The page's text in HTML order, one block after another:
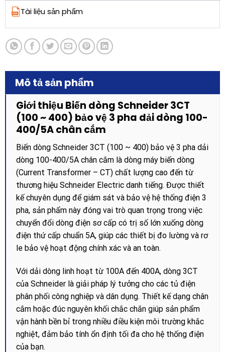
Tài liệu sản phẩm
Mô tả sản phẩm
Giới thiệu Biến dòng Schneider 3CT
(100 ~ 400) bảo vệ 3 pha dải dòng 100-
400/5A chân cắm
Biến dòng Schneider 3CT (100 ~ 400) bảo vệ 3 pha dải
dòng 100-400/5A chân cắm là dòng máy biến dòng
(Current Transformer – CT) chất lượng cao đến từ
thương hiệu Schneider Electric danh tiếng. Được thiết
kế chuyên dụng để giám sát và bảo vệ hệ thống điện 3
pha, sản phẩm này đóng vai trò quan trọng trong việc
chuyển đổi dòng điện sơ cấp có trị số lớn xuống dòng
điện thứ cấp chuẩn 5A, giúp các thiết bị đo lường và rơ
le bảo vệ hoạt động chính xác và an toàn.
Với dải dòng linh hoạt từ 100A đến 400A, dòng 3CT
của Schneider là giải pháp lý tưởng cho các tủ điện
phân phối công nghiệp và dân dụng. Thiết kế dạng chân
cắm hoặc đúc nguyên khối chắc chắn giúp sản phẩm
vận hành bền bỉ trong nhiều điều kiện môi trường khắc
nghiệt, đảm bảo tính ổn định tối đa cho hệ thống điện
của bạn.